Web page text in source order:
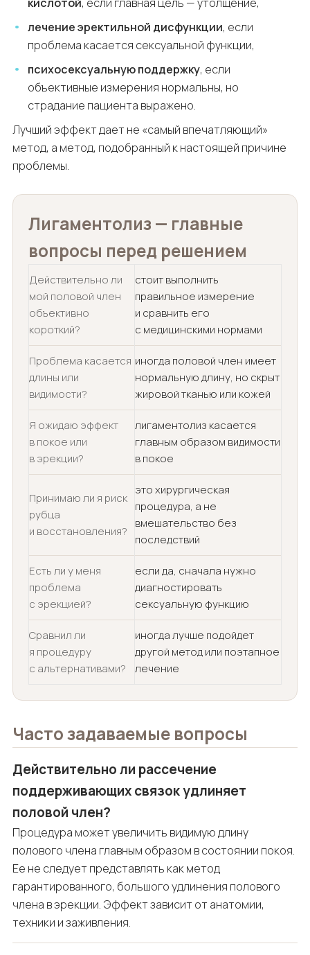
кислотой, если главная цель — утолщение,
лечение эректильной дисфункции, если
проблема касается сексуальной функции,
психосексуальную поддержку, если
объективные измерения нормальны, но
страдание пациента выражено.
Лучший эффект дает не «самый впечатляющий»
метод, а метод, подобранный к настоящей причине
проблемы.
Лигаментолиз — главные
вопросы перед решением
Действительно ли
мой половой член
объективно
короткий?
стоит выполнить
правильное измерение
и сравнить его
с медицинскими нормами
Проблема касается
длины или
видимости?
иногда половой член имеет
нормальную длину, но скрыт
жировой тканью или кожей
Я ожидаю эффект
в покое или
в эрекции?
лигаментолиз касается
главным образом видимости
в покое
Принимаю ли я риск
рубца
и восстановления?
это хирургическая
процедура, а не
вмешательство без
последствий
Есть ли у меня
проблема
с эрекцией?
если да, сначала нужно
диагностировать
сексуальную функцию
Сравнил ли
я процедуру
с альтернативами?
иногда лучше подойдет
другой метод или поэтапное
лечение
Часто задаваемые вопросы
Действительно ли рассечение
поддерживающих связок удлиняет
половой член?
Процедура может увеличить видимую длину
полового члена главным образом в состоянии покоя.
Ее не следует представлять как метод
гарантированного, большого удлинения полового
члена в эрекции. Эффект зависит от анатомии,
техники и заживления.